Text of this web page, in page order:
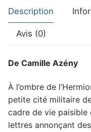
Description
Avis (0)
De Camille Azény
À l’ombre de
petite cité militaire
cadre de vie paisible
lettres annonçant